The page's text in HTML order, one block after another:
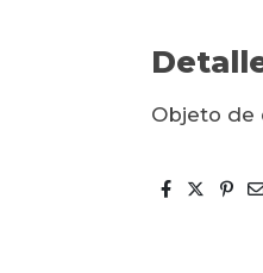
Objeto de